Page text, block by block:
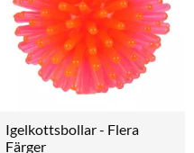
Igelkottsbollar - Flera
Färger